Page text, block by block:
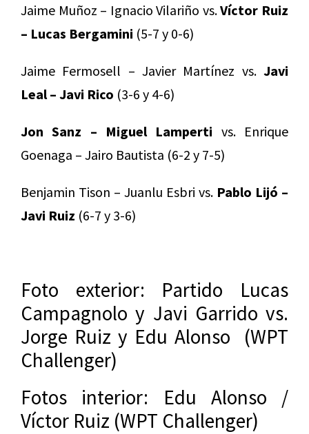
Jaime Muñoz – Ignacio Vilariño vs.Víctor Ruiz
– Lucas Bergamini (5-7 y 0-6)
Jaime Fermosell – Javier Martínez vs. Javi
Leal – Javi Rico (3-6 y 4-6)
Jon Sanz – Miguel Lamperti vs. Enrique
Goenaga – Jairo Bautista (6-2 y 7-5)
Benjamin Tison – Juanlu Esbri vs. Pablo Lijó –
Javi Ruiz (6-7 y 3-6)
Foto exterior: Partido Lucas
Campagnolo y Javi Garrido vs.
Jorge Ruiz y Edu Alonso (WPT
Challenger)
Fotos interior: Edu Alonso /
Víctor Ruiz (WPT Challenger)